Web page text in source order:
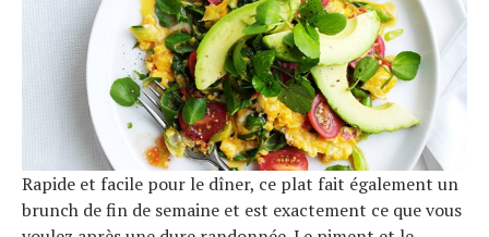
Rapide et facile pour le dîner, ce plat fait également un
brunch de fin de semaine et est exactement ce que vous
S
e
a
r
c
h
f
o
r
: